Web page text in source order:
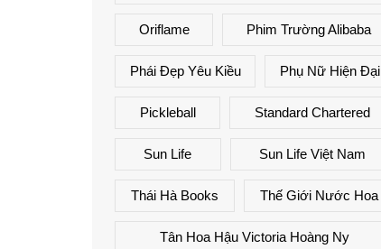
Oriflame Phim Trường Alibaba
Phái Đẹp Yêu Kiều Phụ Nữ Hiện Đại
Pickleball Standard Chartered
Sun Life Sun Life Việt Nam
Thái Hà Books Thế Giới Nước Hoa
Tân Hoa Hậu Victoria Hoàng Ny